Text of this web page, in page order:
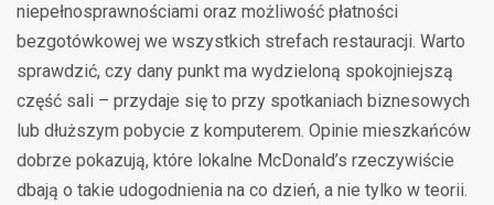
niepełnosprawnościami oraz możliwość płatności
bezgotówkowej we wszystkich strefach restauracji. Warto
sprawdzić, czy dany punkt ma wydzieloną spokojniejszą
część sali – przydaje się to przy spotkaniach biznesowych
lub dłuższym pobycie z komputerem. Opinie mieszkańców
dobrze pokazują, które lokalne McDonald’s rzeczywiście
dbają o takie udogodnienia na co dzień, a nie tylko w teorii.